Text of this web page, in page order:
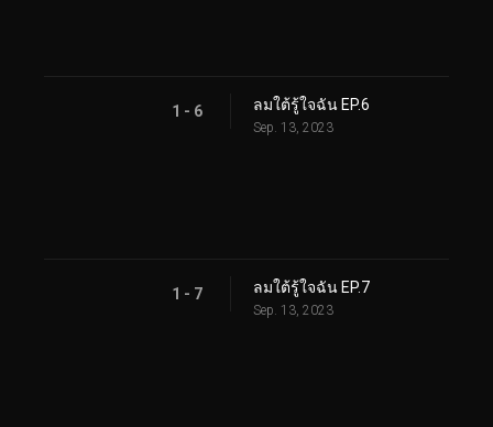
1 - 6 ลมใต้รู้ใจฉัน EP.6
Sep. 13, 2023
1 - 7 ลมใต้รู้ใจฉัน EP.7
Sep. 13, 2023